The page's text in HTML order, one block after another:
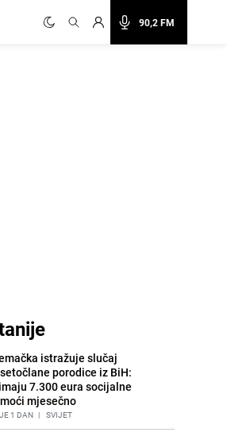
90,2 FM
istražuje slučaj
porodice iz BiH:
7.300 eura socijalne
mjesečno
1 DAN | SVIJET